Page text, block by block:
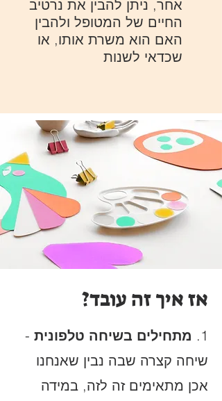
אחר, ניתן להבין את נרטיב
החיים של המטופל ולהבין
האם הוא משרת אותו, או
שכדאי לשנות
אז איך זה עובד?
1. מתחילים בשיחה טלפונית -
שיחה קצרה שבה נבין שאנחנו
אכן מתאימים זה לזה, במידה